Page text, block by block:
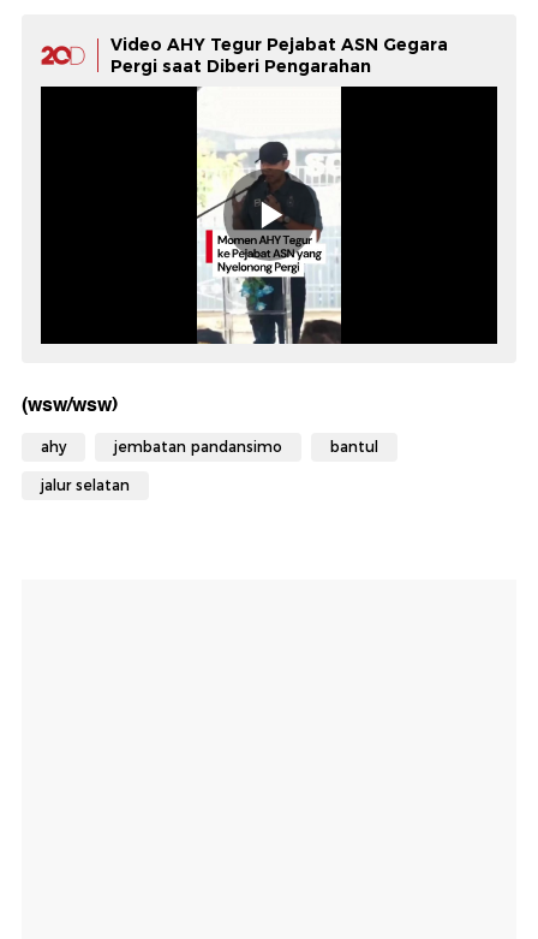
Video AHY Tegur Pejabat ASN Gegara
Pergi saat Diberi Pengarahan
(wsw/wsw)
ahy jembatan pandansimo bantul
jalur selatan